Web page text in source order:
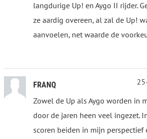
langdurige Up! en Aygo II rijder.
ze aardig overeen, al zal de Up!
aanvoelen, net waarde de
FRANQ
Zowel de Up als Aygo worden in
door de jaren heen veel ingezet.
scoren beiden in mijn perspectief